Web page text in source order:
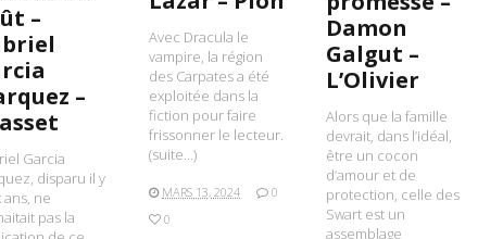
–
–
Garcia
disparu il y
ans, ne
pas la
Avec Dracula le
vampire, la région
des Carpates a été
exploitée dans la
fiction pour faire
frissonner le lecteur.
(suite…)
MARS 13, 2024
0
0
Damon
Galgut –
L’Olivier
Alors que la famille
devrait, dans l’idéal,
être un cocon
d’amour et de
protection, celle des
Swart est un
assemblage